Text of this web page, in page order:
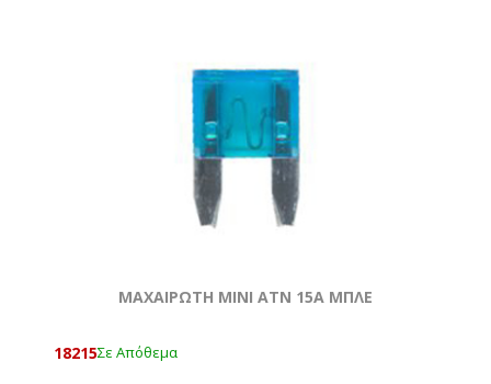
ΜΑΧΑΙΡΩΤΗ ΜΙΝΙ ATN 15Α ΜΠΛΕ
18215Σε Απόθεμα